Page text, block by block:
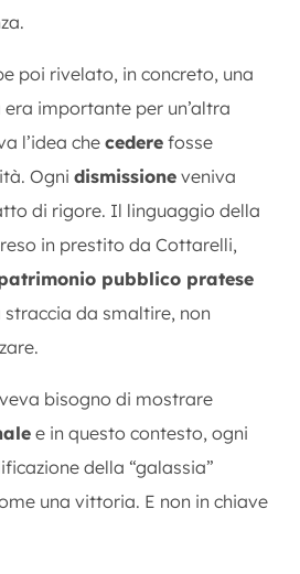
poi rivelato, in concreto, una
importante per un’altra
l’idea checedere fosse
Ogni dismissione veniva
di rigore. Il linguaggio della
in prestito da Cottarelli,
pubblico pratese
da smaltire, non
bisogno di mostrare
e in questo contesto, ogni
della “galassia”
una vittoria. E non in chiave